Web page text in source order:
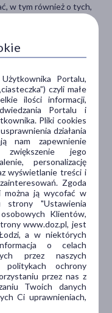
w tym również o tych,
przypuszcza, że może
poradzić się
tego leku.
nie zaleca się
karmienia piersią.
Portalu,
czyli małe
ilości informacji,
Portalu i
Pliki cookies
działania
nam zapewnienie
jego
personalizację
wyświetlanie treści i
Zgoda
ją wycofać w
strony "Ustawienia
Klientów,
www.doz.pl, jest
a w niektórych
o celach
przez naszych
ochrony
przez nas z
Twoich danych
Ci uprawnieniach,